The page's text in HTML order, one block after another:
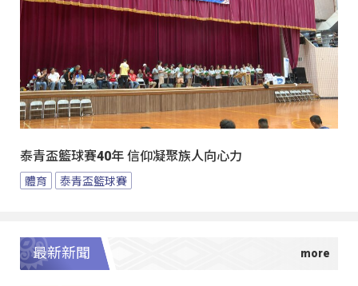
泰青盃籃球賽40年 信仰凝聚族人向心力
體育 泰青盃籃球賽
最新新聞